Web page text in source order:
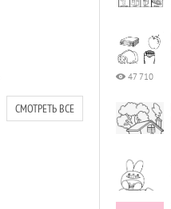
СМОТРЕТЬ ВСЕ
47 710